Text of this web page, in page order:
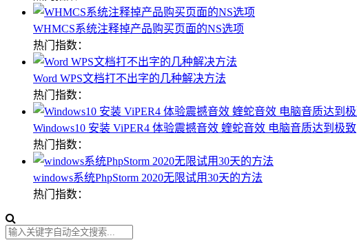
WHMCS系统注释掉产品购买页面的NS选项
热门指数：
Word WPS文档打不出字的几种解决方法
热门指数：
Windows10 安装 ViPER4 体验震撼音效 蝰蛇音效 电脑音质达到极致
热门指数：
windows系统PhpStorm 2020无限试用30天的方法
热门指数：